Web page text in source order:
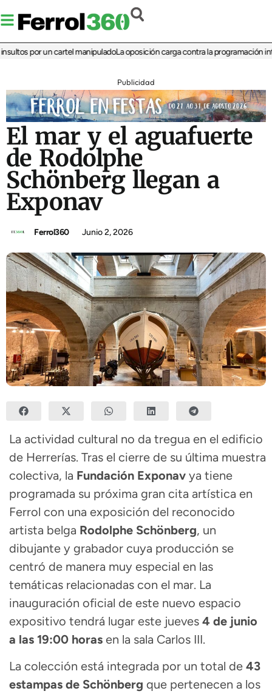
por un cartel manipuladoLa oposición carga contra la programación
Publicidad
El mar y el aguafuerte
de Rodolphe
Schönberg llegan a
Exponav
Ferrol360 Junio 2, 2026
La actividad cultural no da tregua en el edificio
de Herrerías. Tras el cierre de su última muestra
colectiva, la Fundación Exponav ya tiene
programada su próxima gran cita artística en
Ferrol con una exposición del reconocido
artista belga Rodolphe Schönberg, un
dibujante y grabador cuya producción se
centró de manera muy especial en las
temáticas relacionadas con el mar. La
inauguración oficial de este nuevo espacio
expositivo tendrá lugar este jueves 4 de junio
a las 19:00 horas en la sala Carlos III.
La colección está integrada por un total de 43
estampas de Schönberg que pertenecen a los